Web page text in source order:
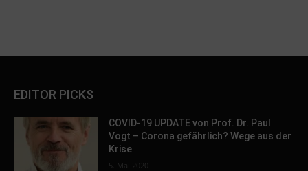
EDITOR PICKS
COVID-19 UPDATE von Prof. Dr. Paul
Vogt – Corona gefährlich? Wege aus der
Krise
5. Mai 2020